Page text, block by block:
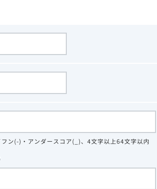
ン(-)・アンダースコア(_)、4文字以上64文字以内